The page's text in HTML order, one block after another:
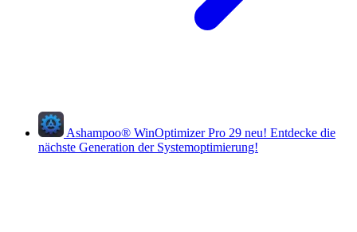
Ashampoo® WinOptimizer Pro 29 neu! Entdecke die
nächste Generation der Systemoptimierung!